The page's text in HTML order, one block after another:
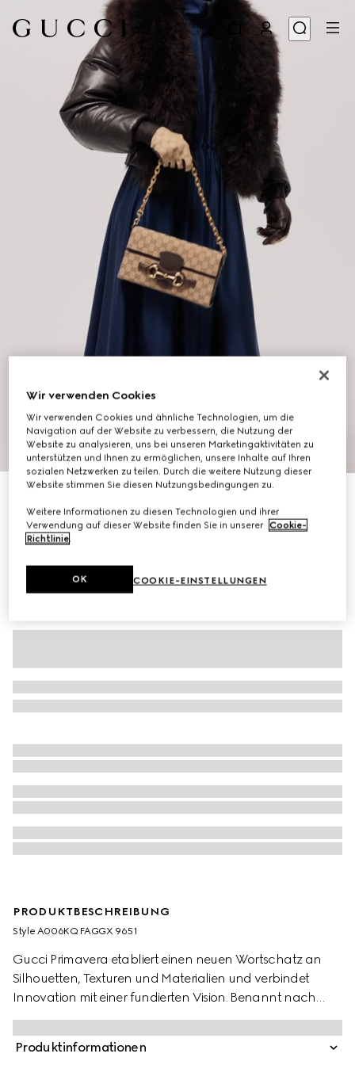
12
Mit Initialen personalisieren
Mittelgroße Horsebit Ristretto Schultertasche
€ 2.600
Variantensandfarbener und brauner GG Canvas
PRODUKTBESCHREIBUNG
Style ‎A006KQ FAGGX 9651
Gucci Primavera etabliert einen neuen Wortschatz an
Silhouetten, Texturen und Materialien und verbindet
Innovation mit einer fundierten Vision. Benannt nach
dem italienischen Ristretto-Kaffee, klein in der Größe, aber
reich an Intensität, ist der Horsebit Ristretto ein schlanker
und kompakter Ausdruck des Reitsportcodes von Gucci.
Produktinformationen
Wir verwenden Cookies
Wir verwenden Cookies und ähnliche Technologien, um die
Navigation auf der Website zu verbessern, die Nutzung der
Website zu analysieren, uns bei unseren Marketingaktivitäten zu
unterstützen und Ihnen zu ermöglichen, unsere Inhalte auf Ihren
sozialen Netzwerken zu teilen. Durch die weitere Nutzung dieser
Website stimmen Sie diesen Nutzungsbedingungen zu.
Weitere Informationen zu diesen Technologien und ihrer
Verwendung auf dieser Website finden Sie in unserer Cookie-
Richtlinie.
COOKIE-EINSTELLUNGEN
OK